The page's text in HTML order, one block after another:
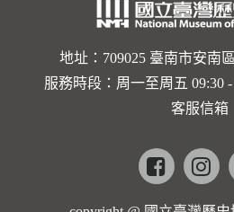
地址：709025 臺南市安南
服務時段：周一至周五 09:30 -
客服信箱
Facebook